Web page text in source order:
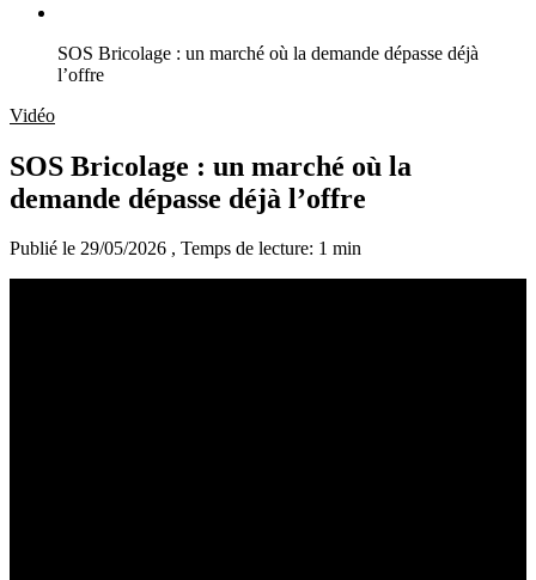
SOS Bricolage : un marché où la demande dépasse déjà
l’offre
Vidéo
SOS Bricolage : un marché où la
demande dépasse déjà l’offre
Publié le 29/05/2026 , Temps de lecture: 1 min